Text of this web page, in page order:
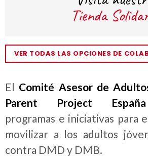
El Comité Asesor de
Parent Project España
programas e iniciativas para
movilizar a los adultos
contra DMD y DMB.
VER TODAS LAS OPCIONES DE